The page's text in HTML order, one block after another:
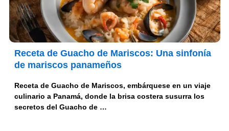
Receta de Guacho de Mariscos: Una sinfonía
de mariscos panameños
Receta de Guacho de Mariscos, embárquese en un viaje
culinario a Panamá, donde la brisa costera susurra los
secretos del Guacho de …